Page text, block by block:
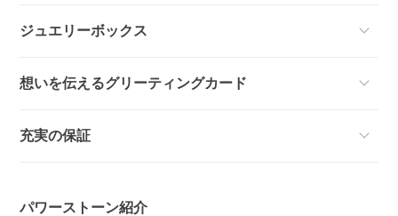
ジュエリーボックス
想いを伝えるグリーティングカード
充実の保証
パワーストーン紹介